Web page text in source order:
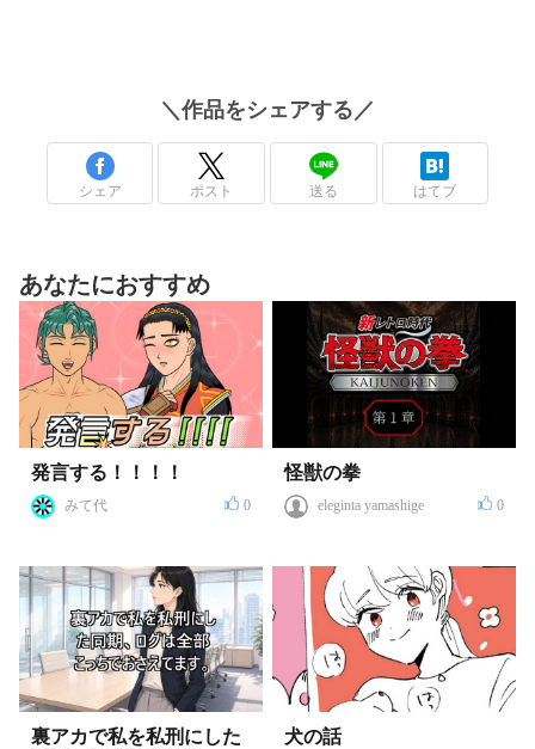
＼作品をシェアする／
シェア ポスト 送る はてブ
あなたにおすすめ
発言する！！！！
みて代 0
怪獣の拳
eleginta yamashige 0
裏アカで私を私刑にした
犬の話